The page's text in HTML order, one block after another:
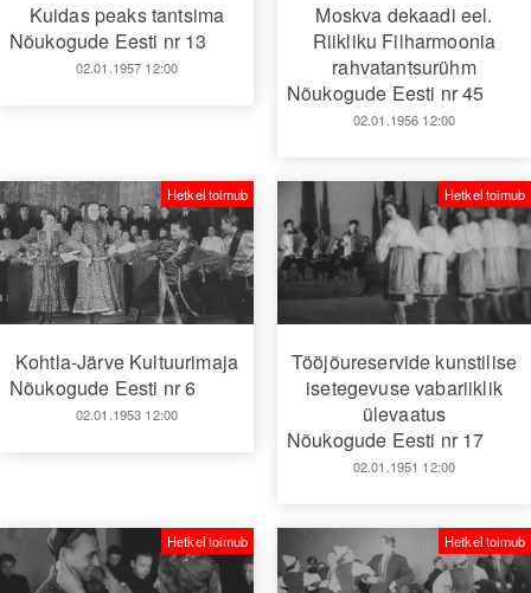
Kuidas peaks tantsima
Nõukogude Eesti nr 13
02.01.1957 12:00
Moskva dekaadi eel.
Riikliku Filharmoonia
rahvatantsurühm
Nõukogude Eesti nr 45
02.01.1956 12:00
Kohtla-Järve Kultuurimaja
Nõukogude Eesti nr 6
02.01.1953 12:00
Hetkel toimub
Tööjõureservide kunstilise
isetegevuse vabariiklik
ülevaatus
Nõukogude Eesti nr 17
02.01.1951 12:00
Hetkel toimub
Hetkel toimub Hetkel toimub